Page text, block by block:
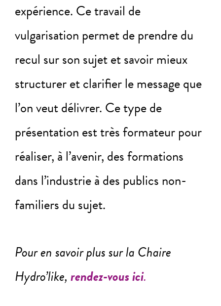
expérience. Ce travail de
vulgarisation permet de prendre du
recul sur son sujet et savoir mieux
structurer et clarifier le message que
l’on veut délivrer. Ce type de
présentation est très formateur pour
réaliser, à l’avenir, des formations
dans l’industrie à des publics non-
familiers du sujet.
Pour en savoir plus sur la Chaire
Hydro’like, rendez-vous ici.